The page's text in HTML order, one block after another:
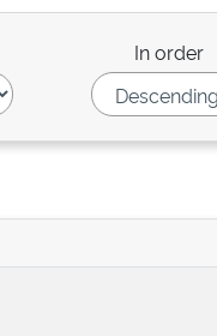
In order